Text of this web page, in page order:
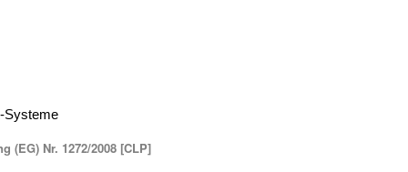
Systeme
(EG) Nr. 1272/2008 [CLP]